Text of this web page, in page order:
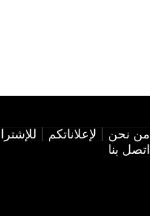
من نحن لإعلاناتكم
اتصل بنا